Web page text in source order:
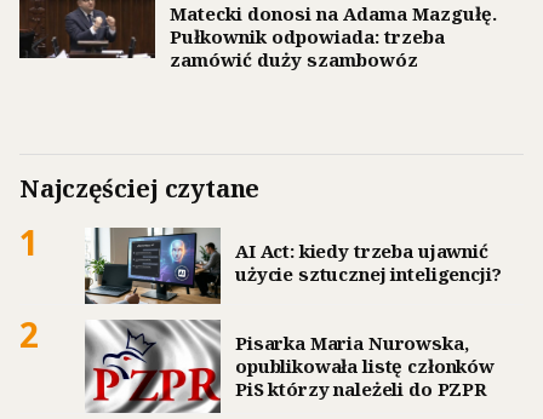
Matecki donosi na Adama Mazgułę.
Pułkownik odpowiada: trzeba
zamówić duży szambowóz
Najczęściej czytane
1
AI Act: kiedy trzeba ujawnić
użycie sztucznej inteligencji?
2
Pisarka Maria Nurowska,
opublikowała listę członków
PiS którzy należeli do PZPR